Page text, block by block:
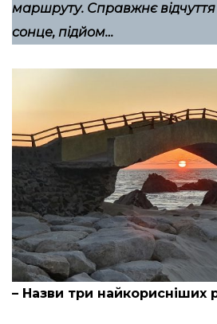
маршруту. Справжнє відчуття
сонце, підйом…
– Назви три найкорисніших